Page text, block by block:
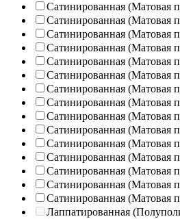
Сатинированная (Матовая
Сатинированная (Матовая
Сатинированная (Матовая
Сатинированная (Матовая
Сатинированная (Матовая
Сатинированная (Матовая
Сатинированная (Матовая
Сатинированная (Матовая
Сатинированная (Матовая
Сатинированная (Матовая
Сатинированная (Матовая
Сатинированная (Матовая
Сатинированная (Матовая
Сатинированная (Матовая
Сатинированная (Матовая
Лаппатированная